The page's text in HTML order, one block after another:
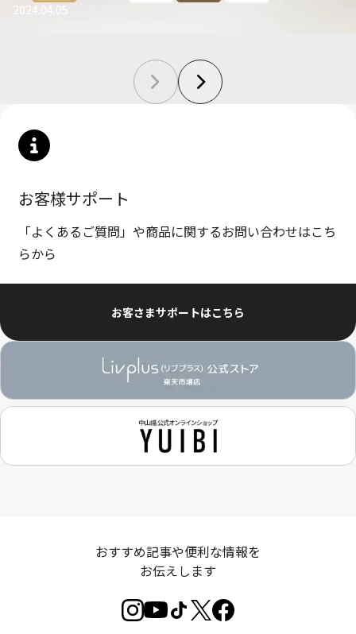
2024.04.05
お客様サポート
「よくあるご質問」や商品に関するお問い合わせはこち
らから
お客さまサポートはこちら
おすすめ記事や便利な情報を
お伝えします